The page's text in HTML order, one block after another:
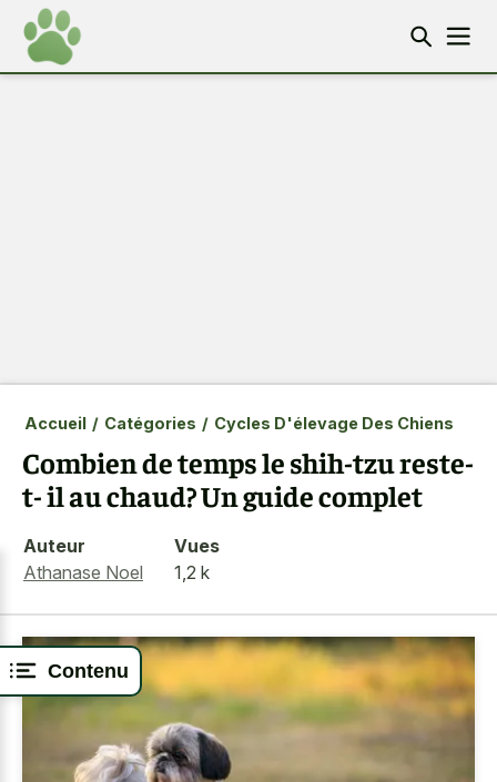
Contenu
Accueil / Catégories / Cycles D'élevage Des Chiens
Combien de temps le shih-tzu reste-
t- il au chaud? Un guide complet
Auteur
Athanase Noel
Vues
1,2 k